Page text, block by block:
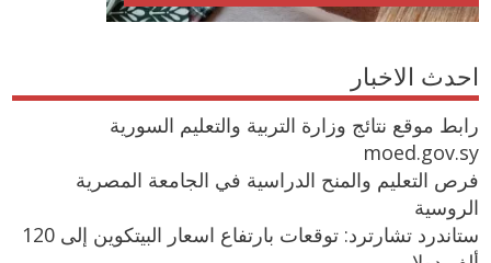
احدث الاخبار
رابط موقع نتائج وزارة التربية والتعليم السورية
moed.gov.sy
فرص التعليم والمنح الدراسية في الجامعة المصرية
الروسية
ستاندرد تشارترد: توقعات بارتفاع اسعار البيتكوين إلى 120